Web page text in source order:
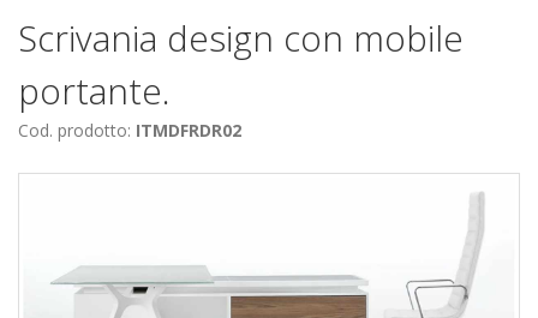
Scrivania design con mobile
portante.
Cod. prodotto: ITMDFRDR02